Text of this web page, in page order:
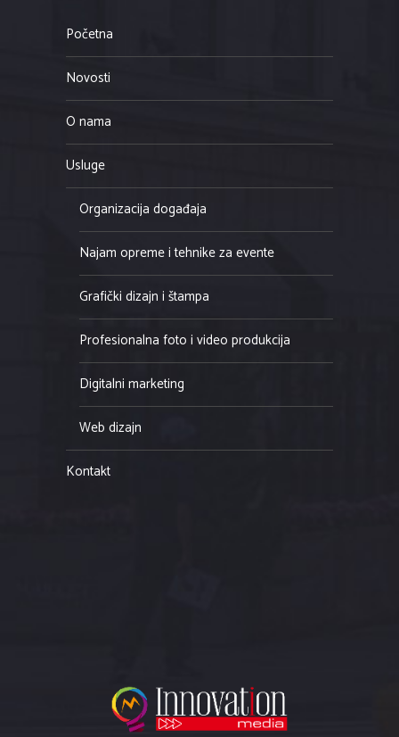
Početna
Novosti
O nama
Usluge
Organizacija događaja
Najam opreme i tehnike za evente
Grafički dizajn i štampa
Profesionalna foto i video produkcija
Digitalni marketing
Web dizajn
Kontakt